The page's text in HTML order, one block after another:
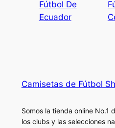
Fútbol De
Ecuador
Camisetas de Fútbol
Somos la tienda online No.1
los clubs y las selecciones